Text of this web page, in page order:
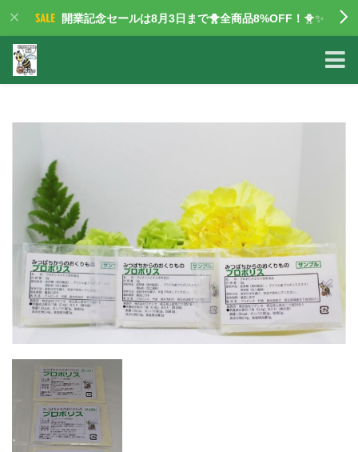
開業記念セールは8月3日まで🐥全商品8%OFF！ 🐥✨